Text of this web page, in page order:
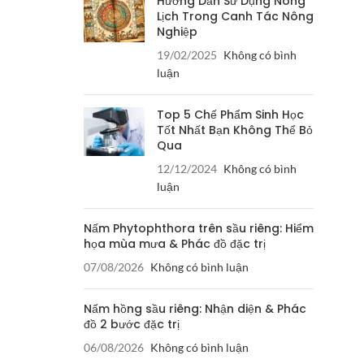
Lịch Trong Canh Tác Nông
Nghiệp
19/02/2025 Không có bình
luận
Top 5 Chế Phẩm Sinh Học
Tốt Nhất Bạn Không Thể Bỏ
Qua
12/12/2024 Không có bình
luận
Nấm Phytophthora trên sầu riêng: Hiểm
họa mùa mưa & Phác đồ đặc trị
07/08/2026 Không có bình luận
Nấm hồng sầu riêng: Nhận diện & Phác
đồ 2 bước đặc trị
06/08/2026 Không có bình luận